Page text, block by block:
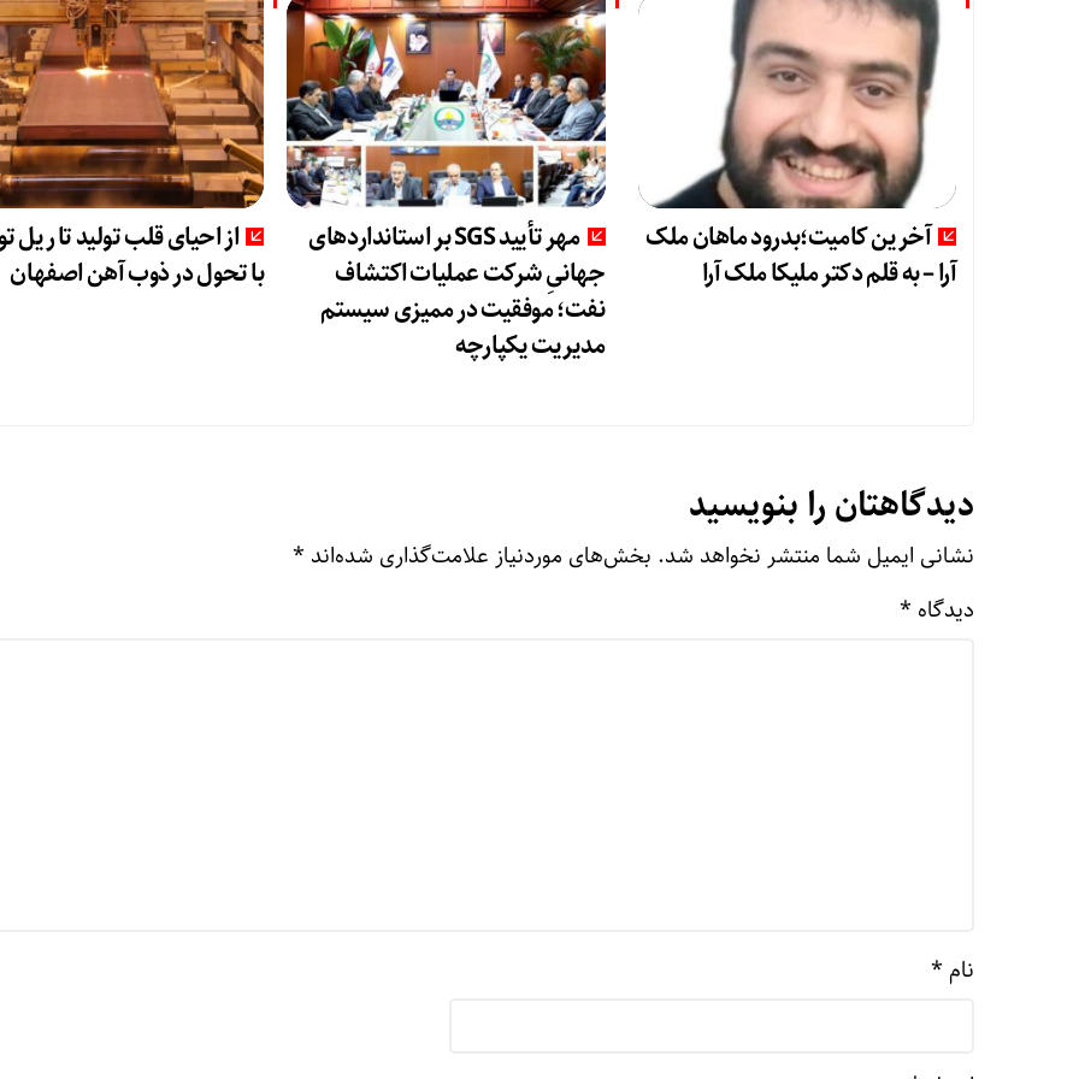
آخرین کامیت؛بدرود ماهان ملک
آرا – به قلم دکتر ملیکا ملک آرا
مهر تأیید SGS بر استانداردهای
جهانیِ شرکت عملیات اکتشاف
نفت؛ موفقیت در ممیزی سیستم
مدیریت یکپارچه
از احیای قلب تولید تا ریل
با تحول در ذوب آهن اصفهان
دیدگاهتان را بنویسید
نشانی ایمیل شما منتشر نخواهد شد. بخش‌های موردنیاز علامت‌گذاری شده‌اند *
دیدگاه *
نام *